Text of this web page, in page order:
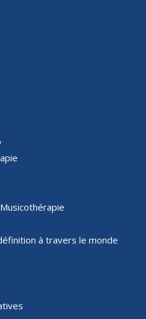
à travers le monde